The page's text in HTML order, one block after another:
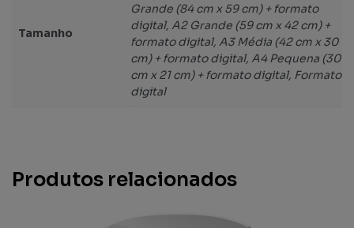
Tamanho
Grande (84 cm x 59 cm) + formato
digital, A2 Grande (59 cm x 42 cm) +
formato digital, A3 Média (42 cm x 30
cm) + formato digital, A4 Pequena (30
cm x 21 cm) + formato digital, Formato
digital
Produtos relacionados